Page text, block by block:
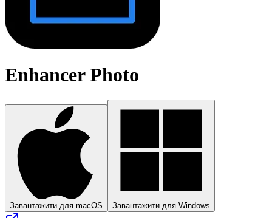
Enhancer Photo
Завантажити для macOS Завантажити для Windows